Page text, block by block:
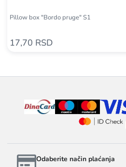
Pillow box "Bordo pruge" S1
17,70 RSD
Odaberite način plaćanja